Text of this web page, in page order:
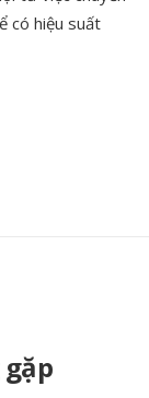
có hiệu suất